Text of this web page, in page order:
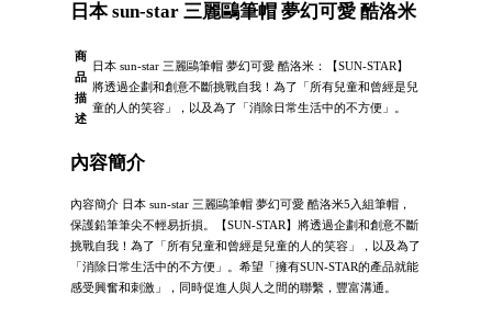
日本 sun-star 三麗鷗筆帽 夢幻可愛 酷洛米
商
品
描
述
日本 sun-star 三麗鷗筆帽 夢幻可愛 酷洛米：【SUN-STAR】
將透過企劃和創意不斷挑戰自我！為了「所有兒童和曾經是兒
童的人的笑容」，以及為了「消除日常生活中的不方便」。
內容簡介
內容簡介 日本 sun-star 三麗鷗筆帽 夢幻可愛 酷洛米5入組筆帽，
保護鉛筆筆尖不輕易折損。【SUN-STAR】將透過企劃和創意不斷
挑戰自我！為了「所有兒童和曾經是兒童的人的笑容」，以及為了
「消除日常生活中的不方便」。希望「擁有SUN-STAR的產品就能
感受興奮和刺激」，同時促進人與人之間的聯繫，豐富溝通。